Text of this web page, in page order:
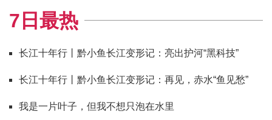
7日最热
长江十年行丨黔小鱼长江变形记：亮出护河“黑科技”
长江十年行丨黔小鱼长江变形记：再见，赤水“鱼见愁”
我是一片叶子，但我不想只泡在水里